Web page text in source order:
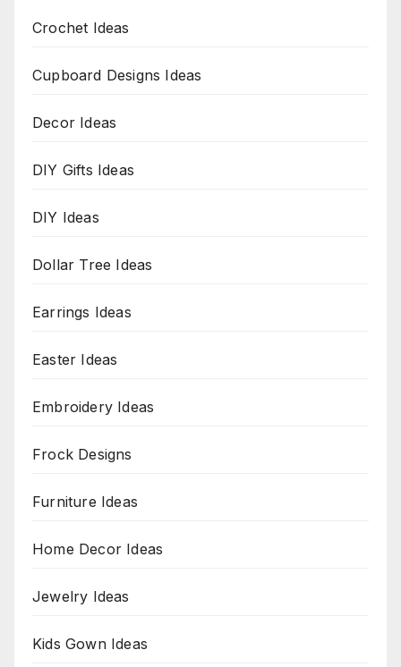
Crochet Ideas
Cupboard Designs Ideas
Decor Ideas
DIY Gifts Ideas
DIY Ideas
Dollar Tree Ideas
Earrings Ideas
Easter Ideas
Embroidery Ideas
Frock Designs
Furniture Ideas
Home Decor Ideas
Jewelry Ideas
Kids Gown Ideas